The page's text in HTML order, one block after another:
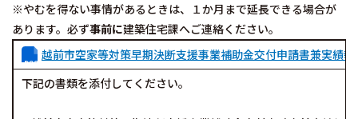
※やむを得ない事情があるときは、１か月まで延長できる場合が
あります。必ず事前に建築住宅課へご連絡ください。
越前市空家等対策早期決断支援事業補助金交付申請書兼実績
下記の書類を添付してください。